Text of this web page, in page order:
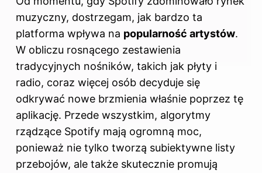
muzyczny, dostrzegam, jak bardzo ta
platforma wpływa na popularność artystów.
W obliczu rosnącego zestawienia
tradycyjnych nośników, takich jak płyty i
radio, coraz więcej osób decyduje się
odkrywać nowe brzmienia właśnie poprzez tę
aplikację. Przede wszystkim, algorytmy
rządzące Spotify mają ogromną moc,
ponieważ nie tylko tworzą subiektywne listy
przebojów, ale także skutecznie promują